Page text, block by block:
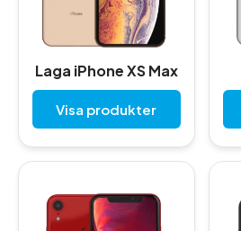
Laga iPhone XS Max
Visa produkter